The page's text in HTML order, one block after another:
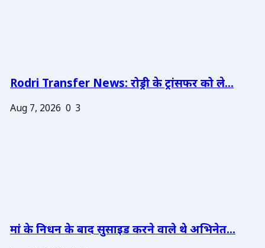
Rodri Transfer News: रोड्री के ट्रांसफर को ले...
Aug 7, 2026 0 3
मां के निधन के बाद सुसाइड करने वाले थे अभिनेत...